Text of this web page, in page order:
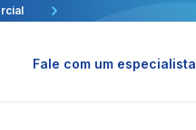
e Visa.
Fale com um especialista